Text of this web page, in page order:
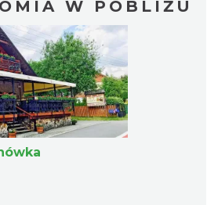
W POBLIŻU